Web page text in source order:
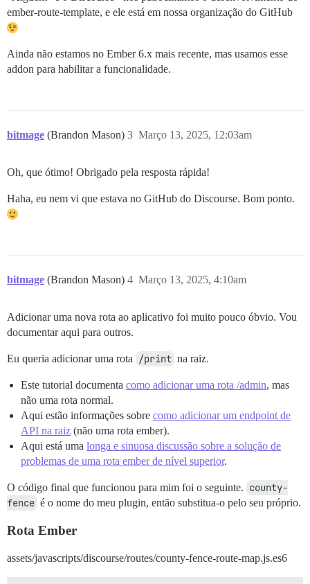
ember-route-template, e ele está em nossa organização do GitHub
Ainda não estamos no Ember 6.x mais recente, mas usamos esse
addon para habilitar a funcionalidade.
bitmage (Brandon Mason) Março 13, 2025, 12:03am
3
Oh, que ótimo! Obrigado pela resposta rápida!
Haha, eu nem vi que estava no GitHub do Discourse. Bom ponto.
bitmage (Brandon Mason) Março 13, 2025, 4:10am
4
Adicionar uma nova rota ao aplicativo foi muito pouco óbvio. Vou
documentar aqui para outros.
Eu queria adicionar uma rota /print na raiz.
Este tutorial documenta como adicionar uma rota /admin, mas
não uma rota normal.
Aqui estão informações sobre como adicionar um endpoint de
API na raiz (não uma rota ember).
Aqui está uma longa e sinuosa discussão sobre a solução de
problemas de uma rota ember de nível superior.
O código final que funcionou para mim foi o seguinte. county-
fence é o nome do meu plugin, então substitua-o pelo seu próprio.
Rota Ember
assets/javascripts/discourse/routes/county-fence-route-map.js.es6